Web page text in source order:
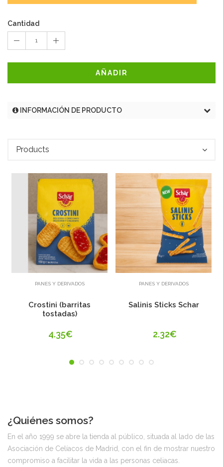
Cantidad
1
AÑADIR
INFORMACIÓN DE PRODUCTO
Products
Añadir
PANES Y DERIVADOS
Crostini (barritas
tostadas)
4.35€
Añadir
PANES Y DERIVADOS
Salinis Sticks Schar
2.32€
¿Quiénes somos?
En el año 1999 se abre la tienda al público, situada al lado de las
Asociación de Celíacos de Madrid, con el fin de mostrar nuestro
compromiso a facilitar la vida a las personas celiacas.